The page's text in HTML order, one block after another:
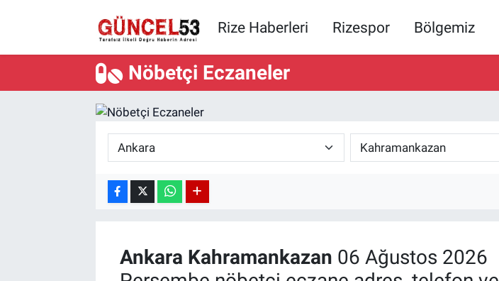
Rize Haberleri Rizespor Bölgemiz
Nöbetçi Eczaneler
Ankara Kahramankazan 06 Ağustos 2026